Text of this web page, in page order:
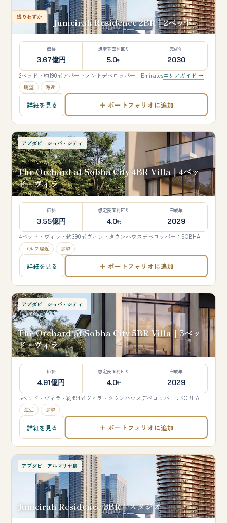
残りわずか Jumeirah Residence 2BR｜2ベッド
価格
3.67億円
想定表面利回り
5.0%
完成年
2030
2ベッド・約190㎡アパートメントデベロッパー：Emiratesエリアガイド →
眺望 海近
詳細を見る ＋ ポートフォリオに追加
アブダビ｜ショバ・シティ
The Orchard at Sobha City 4BR Villa｜4ベッ
ド・ヴィラ
価格
3.55億円
想定表面利回り
4.0%
完成年
2029
4ベッド・ヴィラ・約390㎡ ヴィラ・タウンハウスデベロッパー：SOBHA
ゴルフ場近 眺望
詳細を見る ＋ ポートフォリオに追加
アブダビ｜ショバ・シティ
The Orchard at Sobha City 5BR Villa｜5ベッ
ド・ヴィラ
価格
4.91億円
想定表面利回り
4.0%
完成年
2029
5ベッド・ヴィラ・約494㎡ ヴィラ・タウンハウスデベロッパー：SOBHA
海近 眺望
詳細を見る ＋ ポートフォリオに追加
アブダビ｜アルマリヤ島
Jumeirah Residence 3BR｜スタジオ